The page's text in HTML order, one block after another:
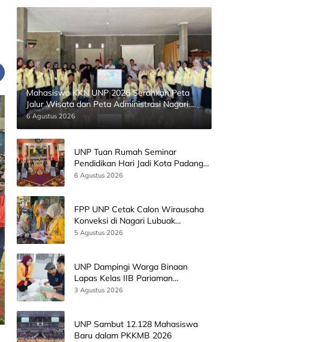
Mahasiswa KKN UNP 2026 Serahkan Peta
Jalur Wisata dan Peta Administrasi Nagari
Paninggahan
6 Agustus 2026
UNP Tuan Rumah Seminar
Pendidikan Hari Jadi Kota Padang
Bersama Wamen Diktisainstek dan
6 Agustus 2026
FPP UNP Cetak Calon Wirausaha
Konveksi di Nagari Lubuak
Batingkok Limapuluh Kota
5 Agustus 2026
UNP Dampingi Warga Binaan
Lapas Kelas IIB Pariaman
Kembangkan Produk Kreatif
3 Agustus 2026
UNP Sambut 12.128 Mahasiswa
Baru dalam PKKMB 2026